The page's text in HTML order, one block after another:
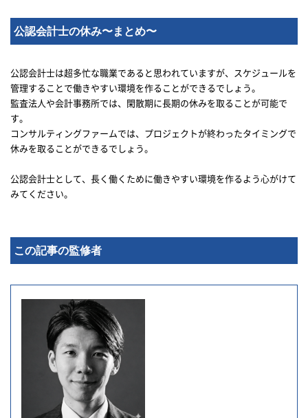
公認会計士の休み〜まとめ〜
公認会計士は超多忙な職業であると思われていますが、スケジュールを
管理することで働きやすい環境を作ることができるでしょう。
監査法人や会計事務所では、閑散期に長期の休みを取ることが可能で
す。
コンサルティングファームでは、プロジェクトが終わったタイミングで
休みを取ることができるでしょう。
公認会計士として、長く働くために働きやすい環境を作るよう心がけて
みてください。
この記事の監修者